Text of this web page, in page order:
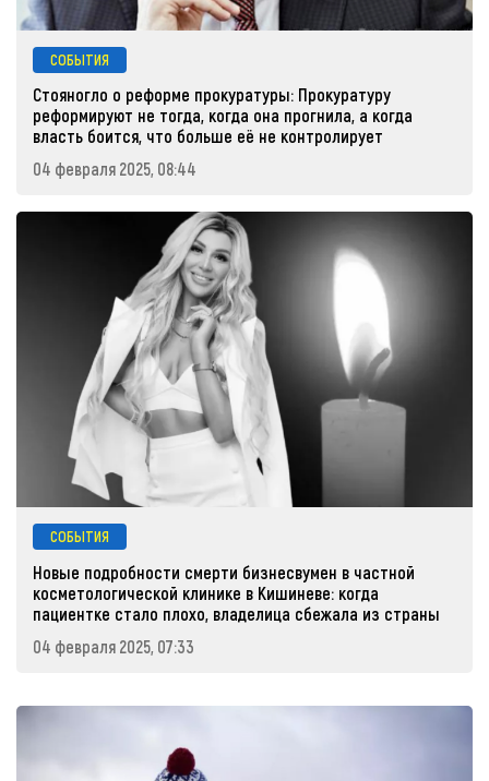
СОБЫТИЯ
Стояногло о реформе прокуратуры: Прокуратуру
реформируют не тогда, когда она прогнила, а когда
власть боится, что больше её не контролирует
04 февраля 2025, 08:44
СОБЫТИЯ
Новые подробности смерти бизнесвумен в частной
косметологической клинике в Кишиневе: когда
пациентке стало плохо, владелица сбежала из страны
04 февраля 2025, 07:33